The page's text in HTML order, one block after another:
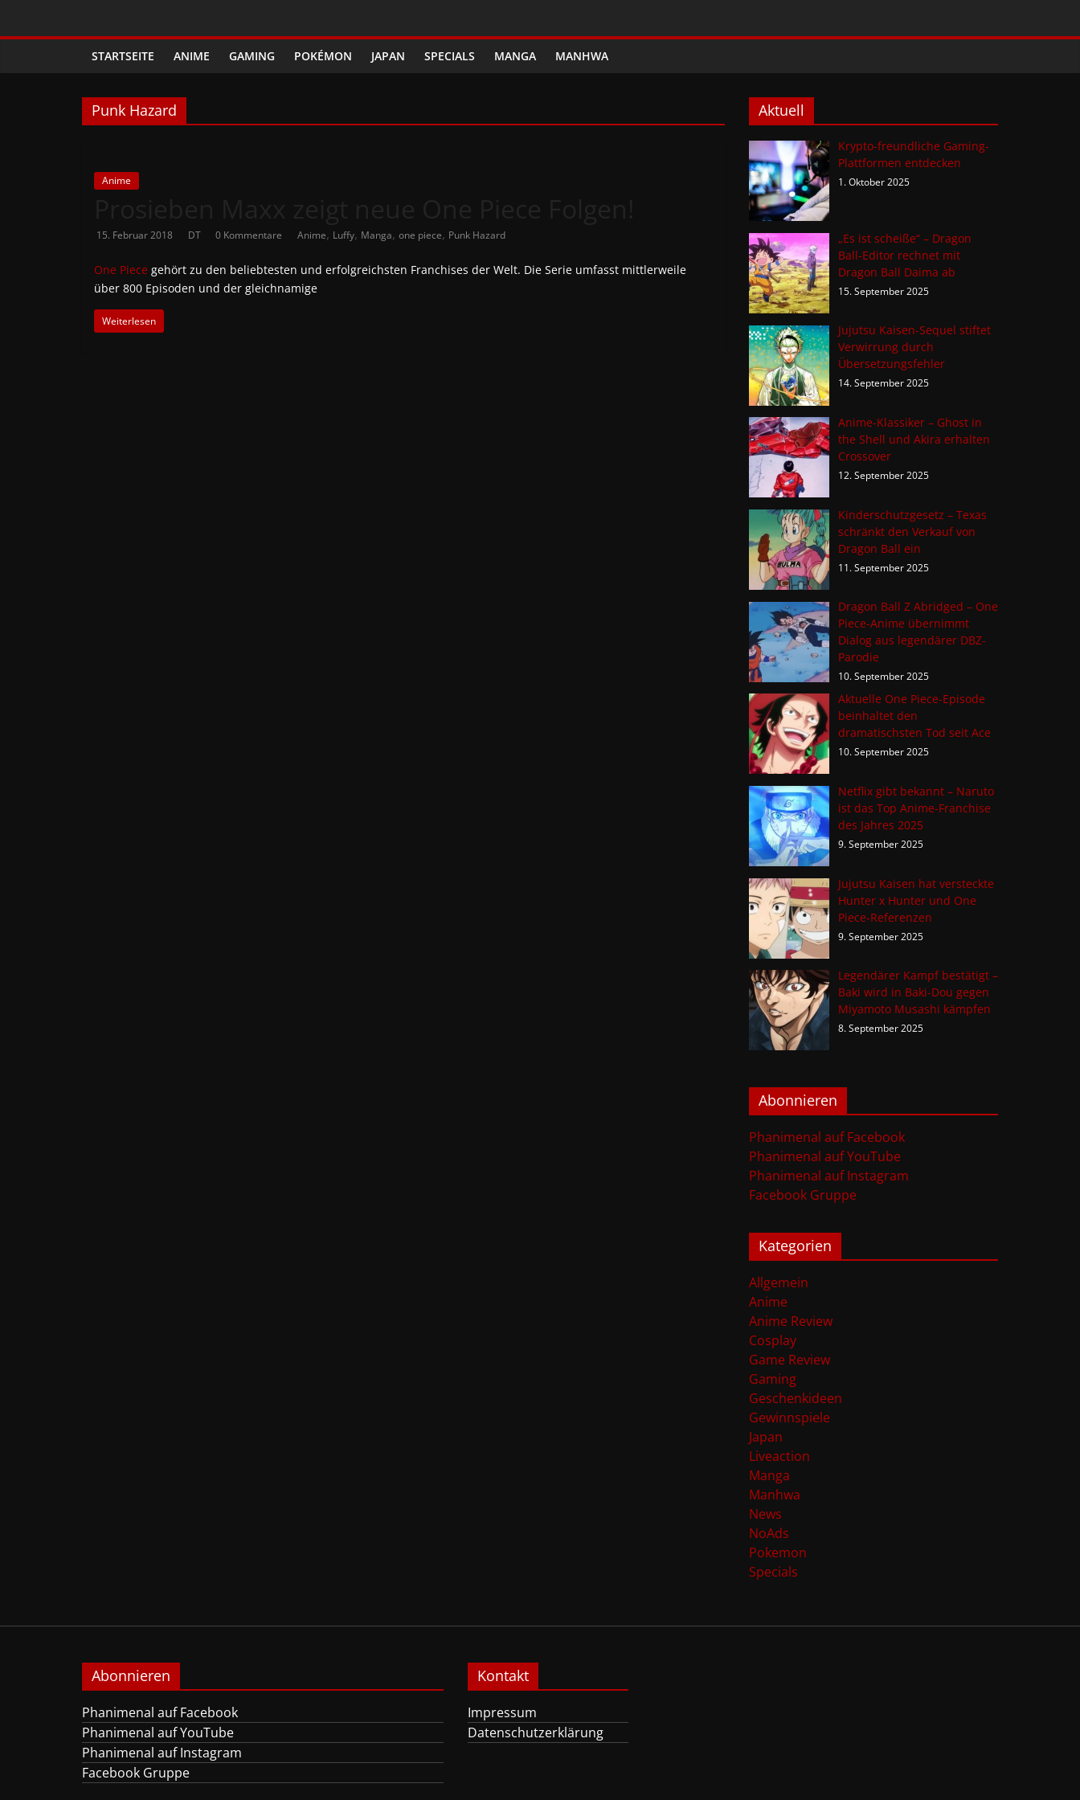
Phanimenal
Täglich
interessante
News
und
Gaming
STARTSEITE ANIME GAMING POKÉMON JAPAN SPECIALS MANGA MANHWA
Punk Hazard
Anime
15. Februar 2018 DT 0 Kommentare Anime, Luffy, Manga, one piece, Punk Hazard
One Piece gehört zu den beliebtesten und erfolgreichsten Franchises der Welt. Die Serie umfasst mittlerweile
über 800 Episoden und der gleichnamige
Weiterlesen
Aktuell
Krypto-freundliche Gaming-
Plattformen entdecken
1. Oktober 2025
„Es ist scheiße“ – Dragon
Ball-Editor rechnet mit
Dragon Ball Daima ab
15. September 2025
Jujutsu Kaisen-Sequel stiftet
Verwirrung durch
Übersetzungsfehler
14. September 2025
Anime-Klassiker – Ghost in
the Shell und Akira erhalten
Crossover
12. September 2025
Kinderschutzgesetz – Texas
schränkt den Verkauf von
Dragon Ball ein
11. September 2025
Dragon Ball Z Abridged – One
Piece-Anime übernimmt
Dialog aus legendärer DBZ-
Parodie
10. September 2025
Aktuelle One Piece-Episode
beinhaltet den
dramatischsten Tod seit Ace
10. September 2025
Netflix gibt bekannt – Naruto
ist das Top Anime-Franchise
des Jahres 2025
9. September 2025
Jujutsu Kaisen hat versteckte
Hunter x Hunter und One
Piece-Referenzen
9. September 2025
Legendärer Kampf bestätigt –
Baki wird in Baki-Dou gegen
Miyamoto Musashi kämpfen
8. September 2025
Abonnieren
Phanimenal auf Facebook
Phanimenal auf YouTube
Phanimenal auf Instagram
Facebook Gruppe
Kategorien
Allgemein
Anime
Anime Review
Cosplay
Game Review
Gaming
Geschenkideen
Gewinnspiele
Japan
Liveaction
Manga
Manhwa
News
NoAds
Pokemon
Specials
Abonnieren
Phanimenal auf Facebook
Phanimenal auf YouTube
Phanimenal auf Instagram
Facebook Gruppe
Kontakt
Impressum
Datenschutzerklärung